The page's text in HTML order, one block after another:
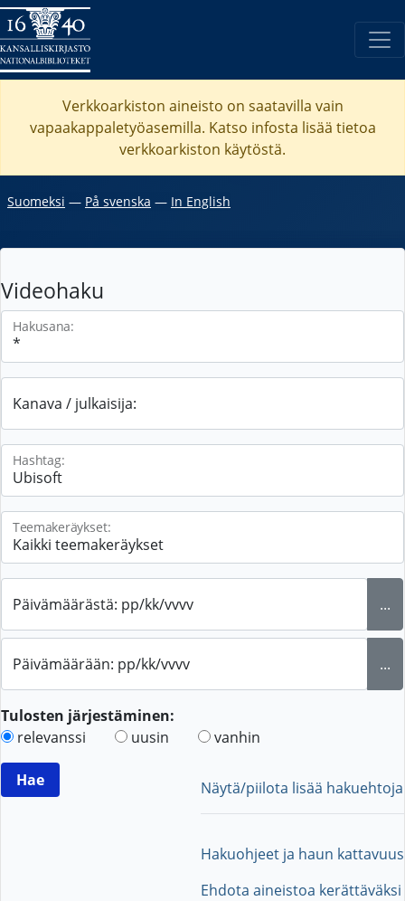
Verkkoarkiston aineisto on saatavilla vain
vapaakappaletyöasemilla. Katso infosta lisää tietoa
verkkoarkiston käytöstä.
Suomeksi ― På svenska ― In English
Videohaku
Hakusana:
Kanava / julkaisija:
Hashtag:
Teemakeräykset:
Päivämäärästä: pp/kk/vvvv ...
Päivämäärään: pp/kk/vvvv ...
Tulosten järjestäminen:
relevanssi
uusin vanhin
Näytä/piilota lisää hakuehtoja
Hakuohjeet ja haun kattavuus
Ehdota aineistoa kerättäväksi